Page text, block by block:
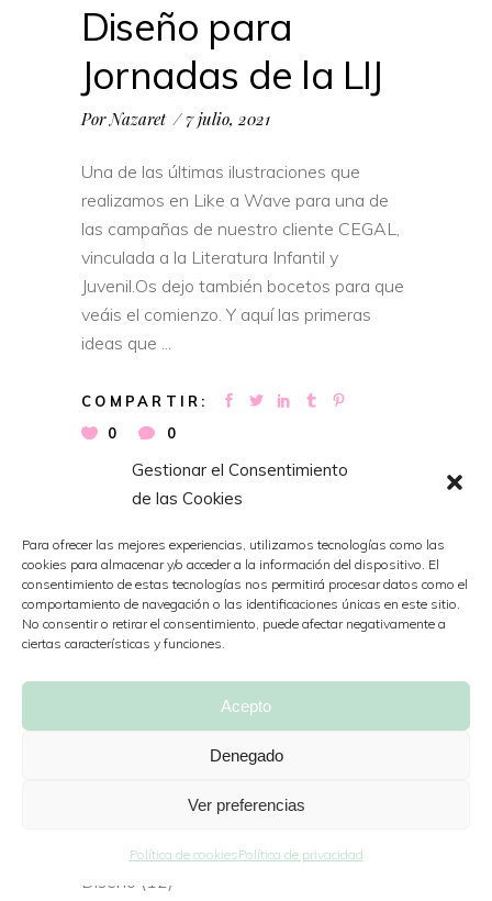
Gestionar el Consentimiento
de las Cookies
Para ofrecer las mejores experiencias, utilizamos tecnologías como las
cookies para almacenar y/o acceder a la información del dispositivo. El
consentimiento de estas tecnologías nos permitirá procesar datos como el
comportamiento de navegación o las identificaciones únicas en este sitio.
No consentir o retirar el consentimiento, puede afectar negativamente a
ciertas características y funciones.
Acepto
Denegado
Ver preferencias
Política de cookiesPolítica de privacidad
Diseño para
Jornadas de la LIJ
Por Nazaret 7 julio, 2021
Una de las últimas ilustraciones que
realizamos en Like a Wave para una de
las campañas de nuestro cliente CEGAL,
vinculada a la Literatura Infantil y
Juvenil.Os dejo también bocetos para que
veáis el comienzo. Y aquí las primeras
ideas que
COMPARTIR:
0
0
Buscar
Search
for:
Bien ordenadito
(8)
Diseño (12)